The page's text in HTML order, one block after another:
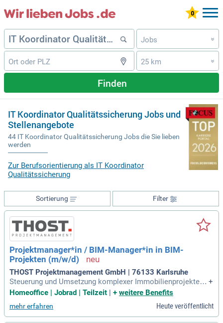
Jobs »
25 km »
Finden
IT Koordinator Qualitätssicherung Jobs und
Stellenangebote
44 IT Koordinator Qualitätssicherung Jobs die Sie lieben
werden
Zur Berufsorientierung als IT Koordinator
Qualitätssicherung
Filter
Sortierung
Projektmanager*in / BIM-Manager*in in BIM-
Projekten (m/w/d)
THOST Projektmanagement GmbH | 76133 Karlsruhe
Steuerung und Umsetzung komplexer Immobilienprojekte e
ntsprechend dem Leistungsbild der AHO; Projektbegleitende
herrenseite; Implementieren und Weiterentwickeln von BIM-
Strategien und -Standards
+
Homeoffice | Jobrad | Teilzeit
+ weitere Benefits
mehr erfahren Heute veröffentlicht